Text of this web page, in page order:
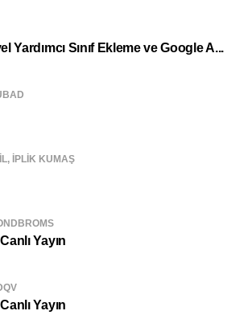
Yardımcı Sınıf Ekleme ve Google A...
IPLIK KUMAŞ
Yayın
Yayın